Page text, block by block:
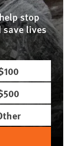
stop
lives